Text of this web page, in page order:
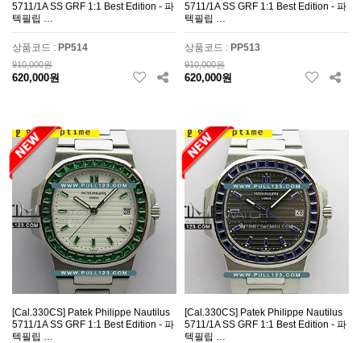
5711/1A SS GRF 1:1 Best Edition - 파
텍필립 …
상품코드 : PP514
910,000원
620,000원
5711/1A SS GRF 1:1 Best Edition - 파
텍필립 …
상품코드 : PP513
910,000원
620,000원
[Cal.330CS] Patek Philippe Nautilus
5711/1A SS GRF 1:1 Best Edition - 파
텍필립 …
[Cal.330CS] Patek Philippe Nautilus
5711/1A SS GRF 1:1 Best Edition - 파
텍필립 …